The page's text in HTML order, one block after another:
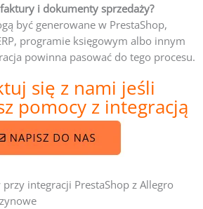
faktury i dokumenty sprzedaży?
być generowane w PrestaShop,
programie księgowym albo innym
powinna pasować do tego procesu.
się z nami jeśli
pomocy z integracją
integracji PrestaShop z Allegro